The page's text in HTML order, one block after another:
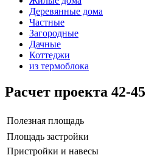
Деревянные дома
Частные
Загородные
Дачные
Коттеджи
из термоблока
Расчет проекта 42-45
Полезная площадь
Площадь застройки
Пристройки и навесы